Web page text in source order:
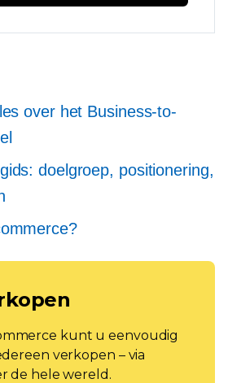
over het Business-to-
doelgroep, positionering,
kunt u eenvoudig
verkopen – via
de hele wereld.